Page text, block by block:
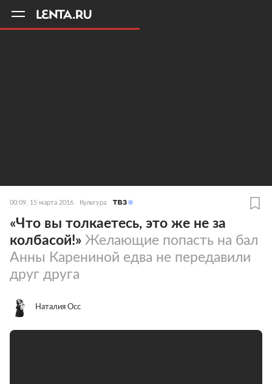
00:09, 15 марта 2016 Культура
«Что вы толкаетесь, это же не за
колбасой!» Желающие попасть на бал
Анны Карениной едва не передавили
друг друга
Наталия Осс